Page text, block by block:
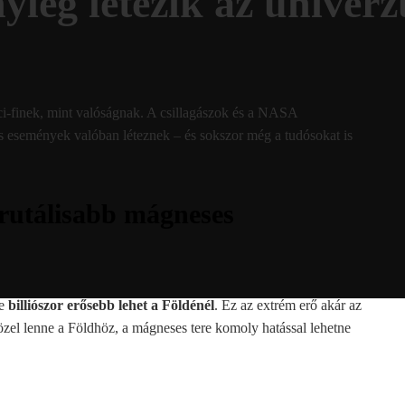
finek, mint valóságnak. A csillagászok és a NASA
valóban léteznek – és sokszor még a tudósokat is
mágneses
billiószor erősebb lehet a Földénél. Ez az extrém erő akár az
lenne a Földhöz, a mágneses tere komoly hatással lehetne